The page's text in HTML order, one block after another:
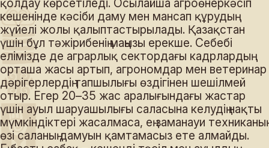
қолдау көрсетіледі. Осылайша агроөнеркәсіп
кешенінде кәсіби даму мен мансап құрудың
жүйелі жолы қалыптастырылады. Қазақстан
үшін бұл тәжірибенің маңызы ерекше. Себебі
елімізде де аграрлық сектордағы кадрлардың
орташа жасы артып, агрономдар мен ветеринар
дәрігерлердің тапшылығы өздігінен шешілмей
отыр. Егер 20–35 жас аралығындағы жастар
үшін ауыл шаруашылығы саласына келудің нақты
мүмкіндіктері жасалмаса, ең заманауи техниканың
өзі саланың дамуын қамтамасыз ете алмайды.